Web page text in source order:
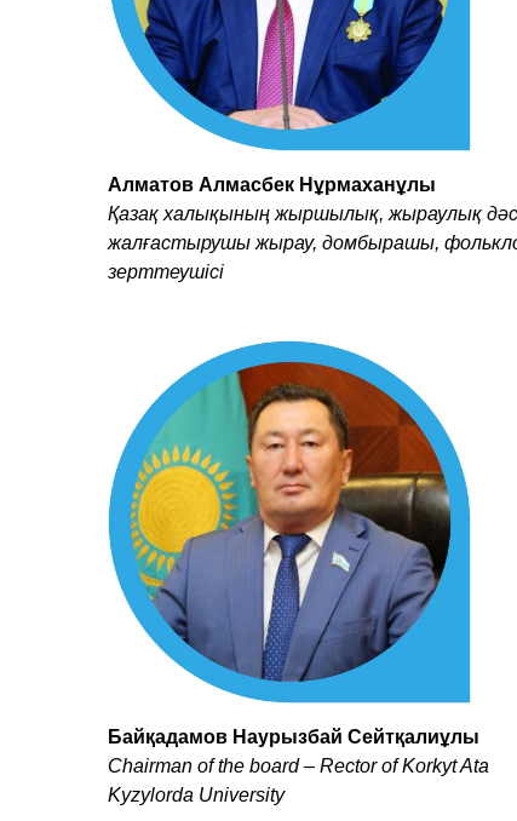
Алматов Алмасбек Нұрмаханұлы
Қазақ халықының жыршылық, жыраулық
жалғастырушы жырау, домбырашы,
зерттеушісі
Байқадамов Наурызбай Сейтқалиұлы
Chairman of the board – Rector of Korkyt Ata
Kyzylorda University